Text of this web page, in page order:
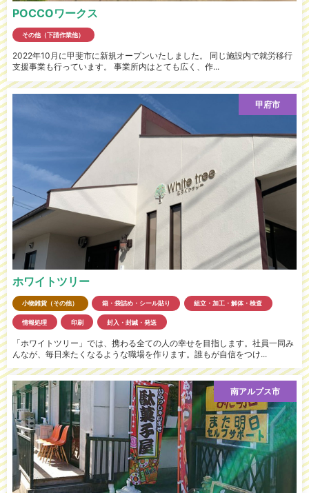
POCCOワークス
その他（下請作業他）
2022年10月に甲斐市に新規オープンいたしました。 同じ施設内で就労移行
支援事業も行っています。 事業所内はとても広く、作...
ホワイトツリー
甲府市
小物雑貨（その他） 箱・袋詰め・シール貼り 組立・加工・解体・検査
情報処理 印刷 封入・封緘・発送
「ホワイトツリー」では、携わる全ての人の幸せを目指します。社員一同み
んなが、毎日来たくなるような職場を作ります。誰もが自信をつけ...
南アルプス市